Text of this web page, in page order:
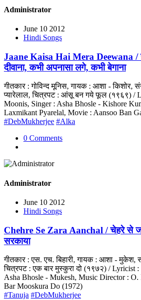
Administrator
June 10 2012
Hindi Songs
Jaane Kaisa Hai Mera Deewana /
दीवाना, कभी अपनासा लगे, कभी बेगाना
गीतकार : गोविन्द मूनिस, गायक : आशा - किशोर,
प्यारेलाल, चित्रपट : आंसू बन गये फूल (१९६९) /
Moonis, Singer : Asha Bhosle - Kishore
Laxmikant Pyarelal, Movie : Aansoo Ban
#DebMukherjee #Alka
0 Comments
Administrator
June 10 2012
Hindi Songs
Chehre Se Zara Aanchal / चेहरे से
सरकाया
गीतकार : एस. एच. बिहारी, गायक : आशा - मुकेश,
चित्रपट : एक बार मुस्कुरा दो (१९७२) / Lyricist
Asha Bhosle - Mukesh, Music Director :
Bar Mooskura Do (1972)
#Tanuja #DebMukherjee